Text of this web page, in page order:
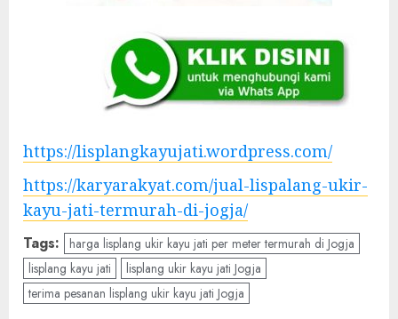
https://lisplangkayujati.wordpress.com/
https://karyarakyat.com/jual-lispalang-ukir-
kayu-jati-termurah-di-jogja/
Tags: harga lisplang ukir kayu jati per meter termurah di Jogja
lisplang kayu jati
lisplang ukir kayu jati Jogja
terima pesanan lisplang ukir kayu jati Jogja